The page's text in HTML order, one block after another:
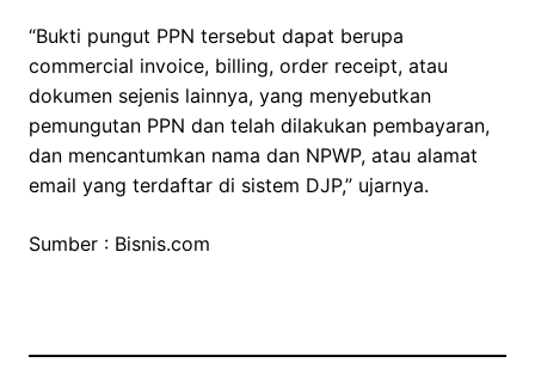
“Bukti pungut PPN tersebut dapat berupa
commercial invoice, billing, order receipt, atau
dokumen sejenis lainnya, yang menyebutkan
pemungutan PPN dan telah dilakukan pembayaran,
dan mencantumkan nama dan NPWP, atau alamat
email yang terdaftar di sistem DJP,” ujarnya.
Sumber : Bisnis.com